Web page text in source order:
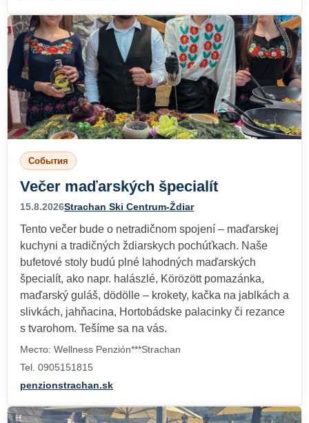
События
Večer maďarských špecialít
15.8.2026Strachan Ski Centrum-Ždiar
Tento večer bude o netradičnom spojení – maďarskej
kuchyni a tradičných ždiarskych pochúťkach. Naše
bufetové stoly budú plné lahodných maďarských
špecialít, ako napr. halászlé, Körözött pomazánka,
maďarský guláš, dödölle – krokety, kačka na jablkách a
slivkách, jahňacina, Hortobádske palacinky či rezance
s tvarohom. Tešíme sa na vás.
Место: Wellness Penzión***Strachan
Tel. 0905151815
penzionstrachan.sk